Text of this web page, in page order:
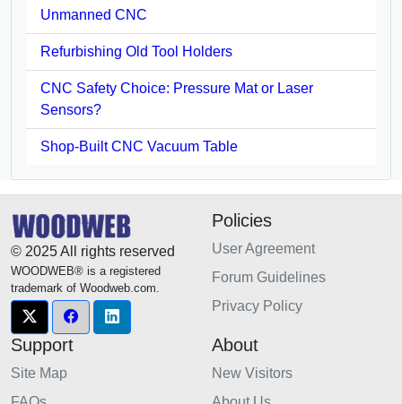
Unmanned CNC
Refurbishing Old Tool Holders
CNC Safety Choice: Pressure Mat or Laser
Sensors?
Shop-Built CNC Vacuum Table
© 2025 All rights reserved
WOODWEB® is a registered
trademark of Woodweb.com.
Policies
User Agreement
Forum Guidelines
Privacy Policy
Support
Site Map
About
New Visitors